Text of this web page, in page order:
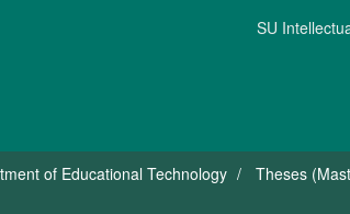
SU
of Educational Technology
Theses